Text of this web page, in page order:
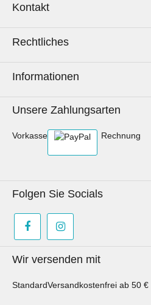
Kontakt
Rechtliches
Informationen
Unsere Zahlungsarten
Vorkasse Rechnung
Folgen Sie Socials
Wir versenden mit
StandardVersandkostenfrei ab 50 €